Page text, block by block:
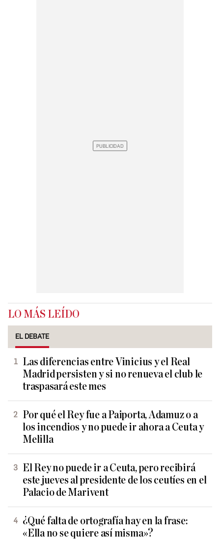
LO MÁS LEÍDO
EL DEBATE
Las diferencias entre Vinicius y el Real
Madrid persisten y si no renueva el club le
traspasará este mes
Por qué el Rey fue a Paiporta, Adamuz o a
los incendios y no puede ir ahora a Ceuta y
Melilla
El Rey no puede ir a Ceuta, pero recibirá
este jueves al presidente de los ceutíes en el
Palacio de Marivent
¿Qué falta de ortografía hay en la frase:
«Ella no se quiere así misma»?